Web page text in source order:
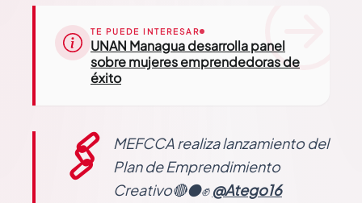
TE PUEDE INTERESAR
UNAN Managua desarrolla panel
sobre mujeres emprendedoras de
éxito
🖇️
MEFCCA realiza lanzamiento del
Plan de Emprendimiento
Creativo🔴⚫✊@Atego16